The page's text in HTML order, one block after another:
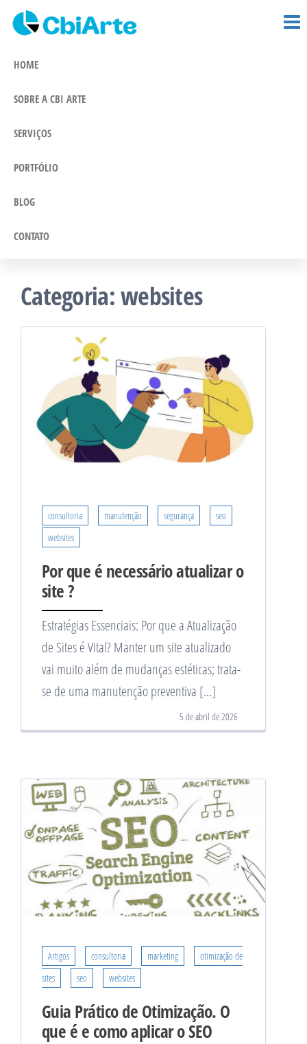
Pular
para
HOME
SOBRE A CBI ARTE
SERVIÇOS
PORTFÓLIO
BLOG
CONTATO
Categoria:websites
consultoria manutenção segurança
seo
websites
Por que é necessário atualizar o
site ?
Estratégias Essenciais: Por que a Atualização
de Sites é Vital? Manter um site atualizado
vai muito além de mudanças estéticas; trata-
se de uma manutenção preventiva […]
5 de abril de 2026
Artigos consultoria marketing
otimização de
sites
seo websites
Guia Prático de Otimização. O
que é e como aplicar o SEO
Paginação
posts